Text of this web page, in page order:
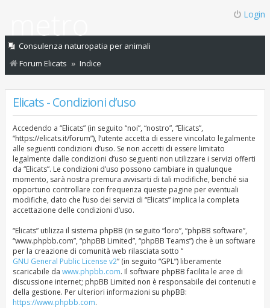
Login
Consulenza naturopatia per animali
Forum Elicats
Indice
Elicats - Condizioni d’uso
Accedendo a “Elicats” (in seguito “noi”, “nostro”, “Elicats”,
“https://elicats.it/forum”), l’utente accetta di essere vincolato legalmente
alle seguenti condizioni d’uso. Se non accetti di essere limitato
legalmente dalle condizioni d’uso seguenti non utilizzare i servizi offerti
da “Elicats”. Le condizioni d’uso possono cambiare in qualunque
momento, sarà nostra premura avvisarti di tali modifiche, benché sia
opportuno controllare con frequenza queste pagine per eventuali
modifiche, dato che l’uso dei servizi di “Elicats” implica la completa
accettazione delle condizioni d’uso.
“Elicats” utilizza il sistema phpBB (in seguito “loro”, “phpBB software”,
“www.phpbb.com”, “phpBB Limited”, “phpBB Teams”) che è un software
per la creazione di comunità web rilasciata sotto “
GNU General Public License v2” (in seguito “GPL”) liberamente
scaricabile da www.phpbb.com. Il software phpBB facilita le aree di
discussione internet; phpBB Limited non è responsabile dei contenuti e
della gestione. Per ulteriori informazioni su phpBB:
https://www.phpbb.com.